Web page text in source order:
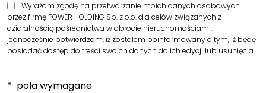
Wyrażam zgodę na przetwarzanie moich danych osobowych
przez firmę POWER HOLDING Sp. z o.o. dla celów związanych z
działalnością pośrednictwa w obrocie nieruchomościami,
jednocześnie potwierdzam, iż zostałem poinformowany o tym, iż będę
posiadać dostęp do treści swoich danych do ich edycji lub usunięcia.
* pola wymagane